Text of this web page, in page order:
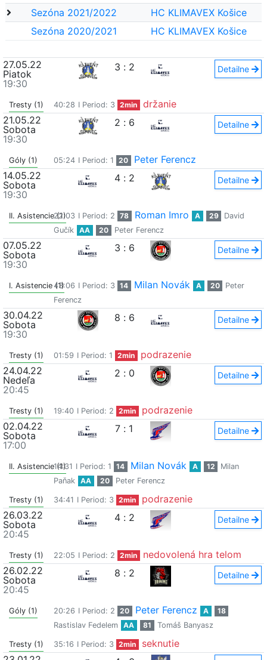
Sezóna 2021/2022
HC KLIMAVEX Košice
Sezóna 2020/2021
HC KLIMAVEX Košice
27.05.22
Piatok
19:30
3 : 2 Detailne
Tresty (1) 40:28 I Period: 3 2min
držanie
21.05.22
Sobota
19:30
2 : 6 Detailne
Góly (1) 05:24 I Period: 1 20
Peter Ferencz
14.05.22
Sobota
19:30
4 : 2 Detailne
II. Asistencie (1)
22:03 I Period: 2 78 Roman Imro A 29
David
Gučík
AA 20 Peter Ferencz
07.05.22
Sobota
19:30
3 : 6 Detailne
I. Asistencie (1)43:06 I Period: 3 14 Milan Novák A 20
Peter
Ferencz
30.04.22
Sobota
19:30
8 : 6 Detailne
Tresty (1) 01:59 I Period: 1 2min
podrazenie
24.04.22
Nedeľa
20:45
2 : 0 Detailne
Tresty (1) 19:40 I Period: 2 2min
podrazenie
02.04.22
Sobota
17:00
7 : 1 Detailne
II. Asistencie (1)
14:31 I Period: 1 14 Milan Novák A 12
Milan
Paňak
AA 20 Peter Ferencz
Tresty (1) 34:41 I Period: 3 2min
podrazenie
26.03.22
Sobota
20:45
4 : 2 Detailne
Tresty (1) 22:05 I Period: 2 2min
nedovolená hra telom
26.02.22
Sobota
20:45
8 : 2 Detailne
Góly (1) 20:26 I Period: 2 20 Peter Ferencz A
18
Rastislav Fedelem
AA 81 Tomáš Banyasz
Tresty (1) 35:16 I Period: 3 2min
seknutie